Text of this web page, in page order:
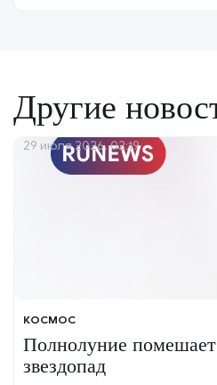
Другие
КОСМОС
Полнолуние
звездопад
29 июля 2026, 02:19